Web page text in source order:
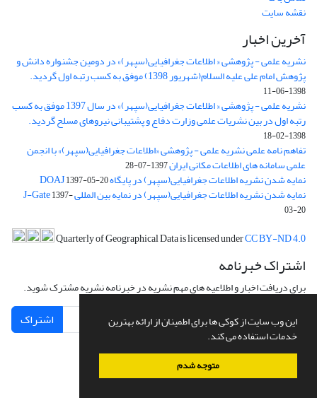
این وب سایت از کوکی ها برای اطمینان از ارائه بهترین
خدمات استفاده می کند.
متوجه شدم
نقشه سایت
آخرین اخبار
نشریه علمی - پژوهشی « اطلاعات جغرافیایی(سپهر)» در دومین جشنواره دانش و
پژوهش امام علی علیه السلام(شهریور 1398) موفق به کسب رتبه اول گردید.
1398-06-11
نشریه علمی - پژوهشی « اطلاعات جغرافیایی(سپهر)» در سال 1397 موفق به کسب
رتبه اول در بین نشریات علمی وزارت دفاع و پشتیبانی نیروهای مسلح گردید.
1398-02-18
تفاهم نامه علمی نشریه علمی - پژوهشی «اطلاعات جغرافیایی(سپهر)» با انجمن
علمی سامانه های اطلاعات مکانی ایران1397-07-28
نمایه شدن نشریه اطلاعات جغرافیایی(سپهر) در پایگاه DOAJ1397-05-20
نمایه شدن نشریه اطلاعات جغرافیایی(سپهر) در نمایه بین المللی J-Gate1397-
03-20
Quarterly of Geographical Data is licensed underCC BY-ND 4.0
اشتراک خبرنامه
برای دریافت اخبار و اطلاعیه های مهم نشریه در خبرنامه نشریه مشترک شوید.
اشتراک
سامانه مدیریت نشریات علمی.طراحی و پیاده سازی ازسیناوب